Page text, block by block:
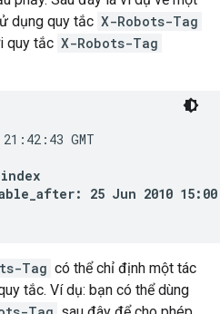
dụng quy tắc X-Robots-Tag
quy tắc X-Robots-Tag
25 Jun 2010
Tag có thể chỉ định một tác
tắc. Ví dụ: bạn có thể dùng